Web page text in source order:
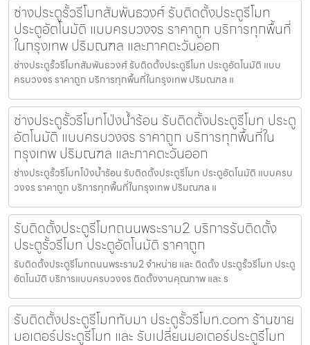
ช่างประตูรั้วรีโมทสัมพันธวงศ์ รับติดตั้งประตูรีโมท
ประตูอัตโนมัติ แบบครบวงจร ราคาถูก บริการทุกพื้นที่
ในกรุงเทพ ปริมณฑล และภาคตะวันออก
ช่างประตูรั้วรีโมทสัมพันธวงศ์ รับติดตั้งประตูรีโมท ประตูอัตโนมัติ แบบ
ครบวงจร ราคาถูก บริการทุกพื้นที่ในกรุงเทพ ปริมณฑล แ
ช่างประตูรั้วรีโมทโป่งน้ำร้อน รับติดตั้งประตูรีโมท ประตู
อัตโนมัติ แบบครบวงจร ราคาถูก บริการทุกพื้นที่ใน
กรุงเทพ ปริมณฑล และภาคตะวันออก
ช่างประตูรั้วรีโมทโป่งน้ำร้อน รับติดตั้งประตูรีโมท ประตูอัตโนมัติ แบบครบ
วงจร ราคาถูก บริการทุกพื้นที่ในกรุงเทพ ปริมณฑล แ
รับติดตั้งประตูรีโมทถนนพระราม2 บริการรับติดตั้ง
ประตูรั้วรีโมท ประตูอัตโนมัติ ราคาถูก
รับติดตั้งประตูรีโมทถนนพระราม2 จำหน่าย และ ติดตั้ง ประตูรั้วรีโมท ประตู
อัตโนมัติ บริการแบบครบวงจร ติดตั้งงานคุณภาพ และ ร
รับติดตั้งประตูรีโมททับมา ประตูรั้วรีโมท.com ร้านขาย
มอเตอร์ประตูรีโมท และ รับเปลี่ยนมอเตอร์ประตูรีโมท